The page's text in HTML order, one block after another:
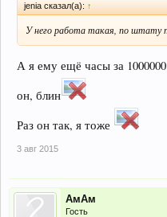
jenia сказал(а): ↑
У него работа такая, по штату
А я ему ещё часы за
он, блин
Раз он так, я тоже
3 авг 2015
АмАм
Гость